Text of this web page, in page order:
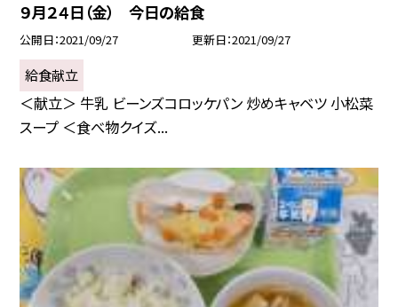
９月２４日（金） 今日の給食
公開日 2021/09/27 更新日 2021/09/27
給食献立
＜献立＞ 牛乳 ビーンズコロッケパン 炒めキャベツ 小松菜
スープ ＜食べ物クイズ...